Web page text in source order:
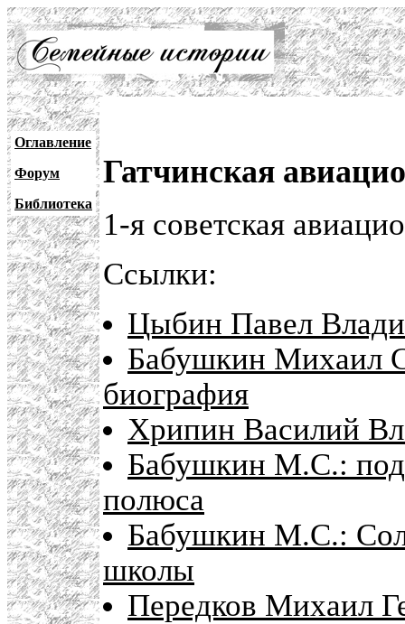
Оглавление
Форум
Библиотека
Гатчинская
1-я советская
Ссылки:
Цыбин Павел
Бабушкин Михаил
биография
Хрипин Василий
Бабушкин М.С.:
полюса
Бабушкин М.С.:
школы
Передков Михаил